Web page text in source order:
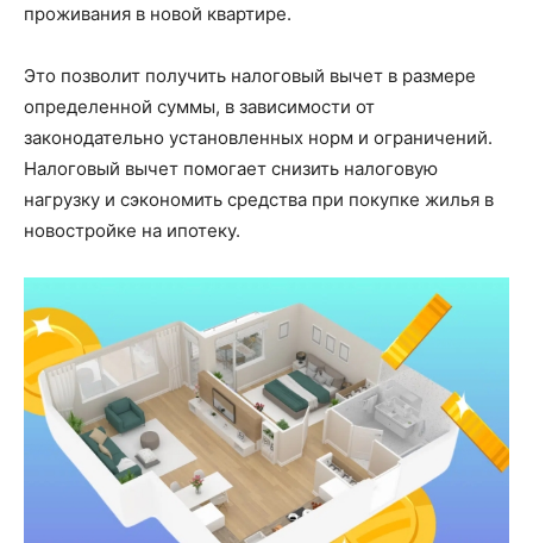
проживания в новой квартире.
Это позволит получить налоговый вычет в размере
определенной суммы, в зависимости от
законодательно установленных норм и ограничений.
Налоговый вычет помогает снизить налоговую
нагрузку и сэкономить средства при покупке жилья в
новостройке на ипотеку.